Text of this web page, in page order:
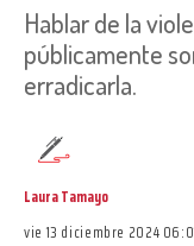
Hablar de la
públicamente
erradicarla.
Laura Tamayo
vie 13 diciembre 2024